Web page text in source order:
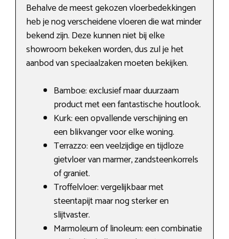
Behalve de meest gekozen vloerbedekkingen
heb je nog verscheidene vloeren die wat minder
bekend zijn. Deze kunnen niet bij elke
showroom bekeken worden, dus zul je het
aanbod van speciaalzaken moeten bekijken.
Bamboe: exclusief maar duurzaam
product met een fantastische houtlook.
Kurk: een opvallende verschijning en
een blikvanger voor elke woning.
Terrazzo: een veelzijdige en tijdloze
gietvloer van marmer, zandsteenkorrels
of graniet.
Troffelvloer: vergelijkbaar met
steentapijt maar nog sterker en
slijtvaster.
Marmoleum of linoleum: een combinatie